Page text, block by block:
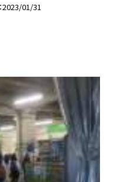
2023/01/31